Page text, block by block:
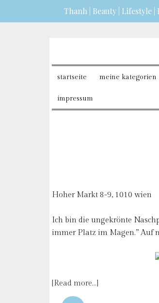
Thanh | Beauty | Lifestyle |
startseite meine kategorien
impressum
Hoher Markt 8-9, 1010 wien
Ich bin die ungekrönte
immer Platz im Magen.” Auf
[Read more…]
erfahren? ICH BIN EINVERSTANDEN